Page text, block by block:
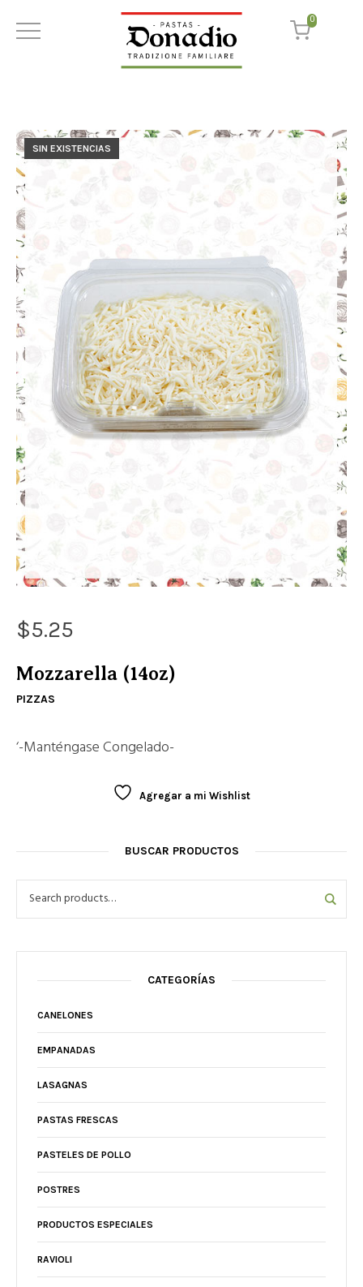
SIN EXISTENCIAS
$5.25
Mozzarella (14oz)
PIZZAS
‘-Manténgase Congelado-
Agregar a mi Wishlist
BUSCAR PRODUCTOS
CATEGORÍAS
CANELONES
EMPANADAS
LASAGNAS
PASTAS FRESCAS
PASTELES DE POLLO
POSTRES
PRODUCTOS ESPECIALES
RAVIOLI
0